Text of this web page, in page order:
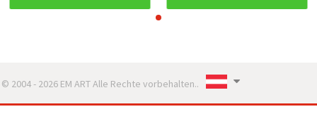
© 2004 - 2026 EM ART Alle Rechte vorbehalten..